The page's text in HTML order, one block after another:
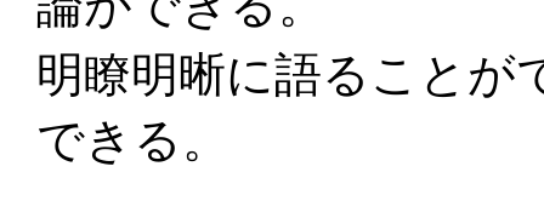
明瞭明晰に語ることが
できる。